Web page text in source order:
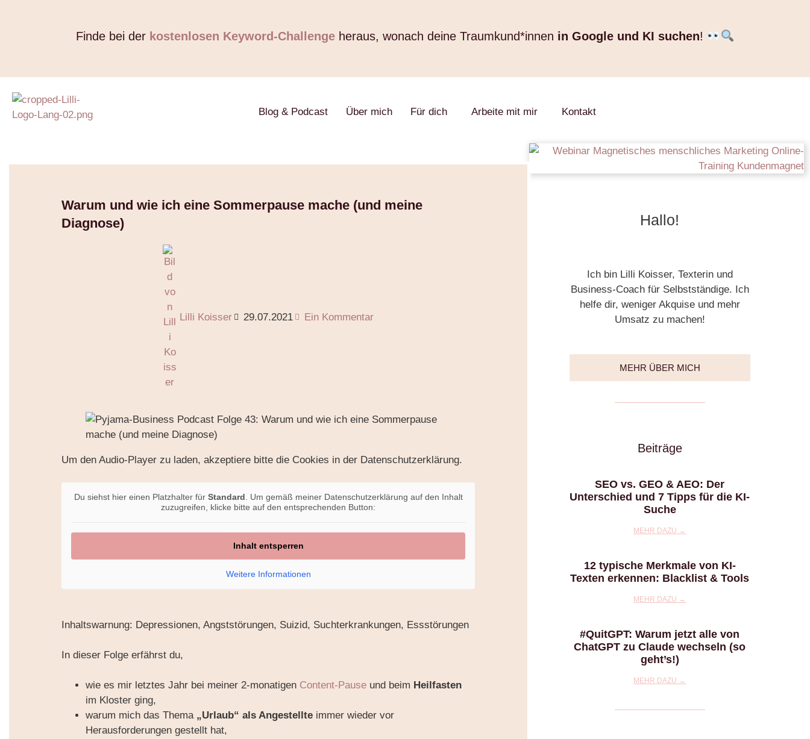
Finde bei der kostenlosen Keyword-Challengeheraus, wonach deine Traumkund*innen in Google und KI suchen!
Blog & Podcast Über mich Für dich Arbeite mit mir Kontakt
Warum und wie ich eine Sommerpause mache (und meine
Diagnose)
Lilli Koisser 29.07.2021 Ein Kommentar
Um den Audio-Player zu laden, akzeptiere bitte die Cookies in der Datenschutzerklärung.
Du siehst hier einen Platzhalter für Standard . Um gemäß meiner Datenschutzerklärung auf den Inhalt
zuzugreifen, klicke bitte auf den entsprechenden Button:
Inhalt entsperren
Weitere Informationen
Inhaltswarnung: Depressionen, Angststörungen, Suizid, Suchterkrankungen, Essstörungen
In dieser Folge erfährst du,
wie es mir letztes Jahr bei meiner 2-monatigen Content-Pause und beim Heilfasten
im Kloster ging,
warum mich das Thema „Urlaub“ als Angestellte immer wieder vor
Herausforderungen gestellt hat,
Hallo!
Ich bin Lilli Koisser, Texterin und
Business-Coach für Selbstständige. Ich
helfe dir, weniger Akquise und mehr
Umsatz zu machen!
MEHR ÜBER MICH
Beiträge
SEO vs. GEO & AEO: Der
Unterschied und 7 Tipps für die KI-
Suche
MEHR DAZU →
12 typische Merkmale von KI-
Texten erkennen: Blacklist & Tools
MEHR DAZU →
#QuitGPT: Warum jetzt alle von
ChatGPT zu Claude wechseln (so
geht’s!)
MEHR DAZU →